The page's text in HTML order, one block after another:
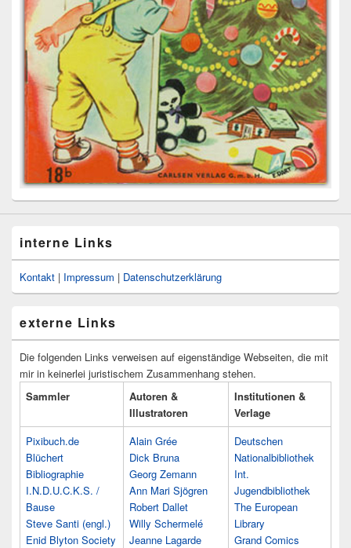
interne Links
Kontakt | Impressum | Datenschutzerklärung
externe Links
Die folgenden Links verweisen auf eigenständige Webseiten, die mit
mir in keinerlei juristischem Zusammenhang stehen.
Sammler
Autoren &
Illustratoren
Institutionen &
Verlage
Pixibuch.de
Blüchert
Bibliographie
I.N.D.U.C.K.S. /
Bause
Steve Santi (engl.)
Enid Blyton Society
Alain Grée
Dick Bruna
Georg Zemann
Ann Mari Sjögren
Robert Dallet
Willy Schermelé
Jeanne Lagarde
Deutschen
Nationalbibliothek
Int.
Jugendbibliothek
The European
Library
Grand Comics